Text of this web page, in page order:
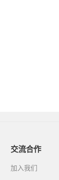
交流合作
加入我们